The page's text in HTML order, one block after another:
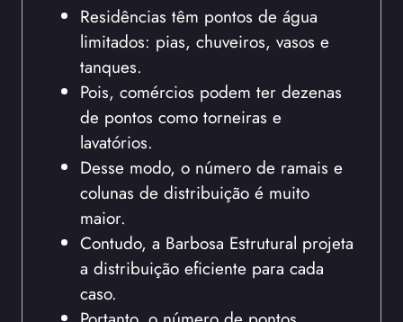
Residências têm pontos de água
limitados: pias, chuveiros, vasos e
tanques.
Pois, comércios podem ter dezenas
de pontos como torneiras e
lavatórios.
Desse modo, o número de ramais e
colunas de distribuição é muito
maior.
Contudo, a Barbosa Estrutural projeta
a distribuição eficiente para cada
caso.